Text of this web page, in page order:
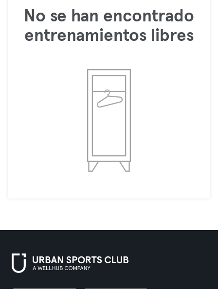
No se han encontrado
entrenamientos libres